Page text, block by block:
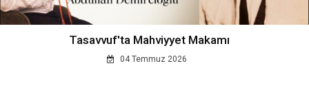
Tasavvuf'ta Mahviyyet Makamı
04 Temmuz 2026